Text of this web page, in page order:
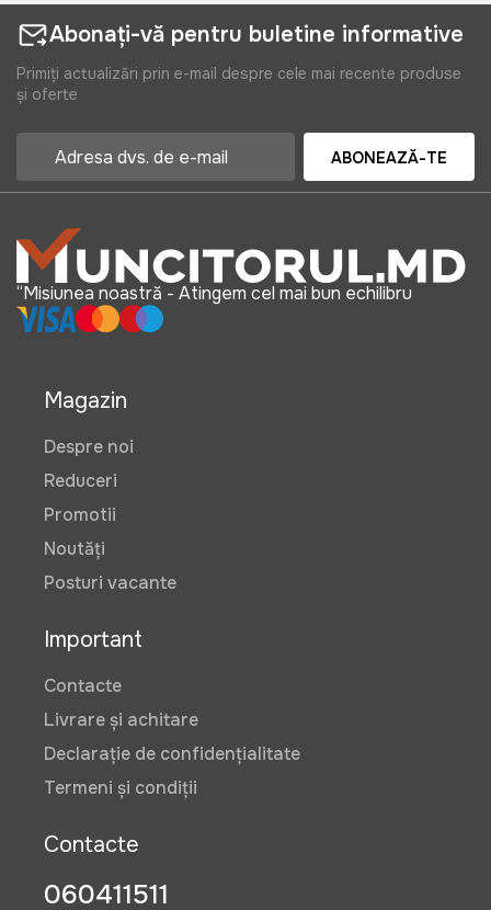
Abonați-vă pentru buletine informative
Primiți actualizări prin e-mail despre cele mai recente produse
și oferte
ABONEAZĂ-TE
“Misiunea noastră - Atingem cel mai bun echilibru
Magazin
Despre noi
Reduceri
Promotii
Noutăți
Posturi vacante
Important
Contacte
Livrare și achitare
Declarație de confidențialitate
Termeni și condiții
Contacte
060411511